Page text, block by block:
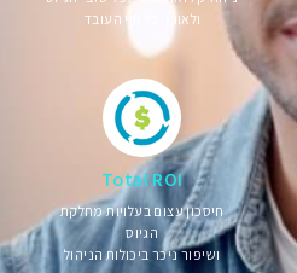
ולאורך כל חיי העובד
Total ROI
חיסכון עצום בעלויות מחלקת
הגיוס
ושיפור ניכר ביכולות הניהול